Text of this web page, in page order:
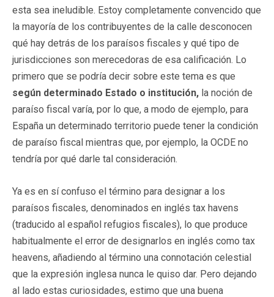
esta sea ineludible. Estoy completamente convencido que
la mayoría de los contribuyentes de la calle desconocen
qué hay detrás de los paraísos fiscales y qué tipo de
jurisdicciones son merecedoras de esa calificación. Lo
primero que se podría decir sobre este tema es que
según determinado Estado o institución, la noción de
paraíso fiscal varía, por lo que, a modo de ejemplo, para
España un determinado territorio puede tener la condición
de paraíso fiscal mientras que, por ejemplo, la OCDE no
tendría por qué darle tal consideración.
Ya es en sí confuso el término para designar a los
paraísos fiscales, denominados en inglés tax havens
(traducido al español refugios fiscales), lo que produce
habitualmente el error de designarlos en inglés como tax
heavens, añadiendo al término una connotación celestial
que la expresión inglesa nunca le quiso dar. Pero dejando
al lado estas curiosidades, estimo que una buena